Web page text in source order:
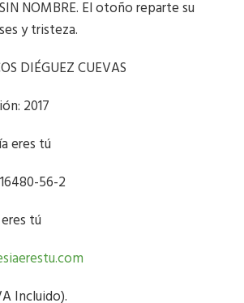
NOMBRE. El otoño reparte su
y tristeza.
DIÉGUEZ CUEVAS
2017
eres tú
56-2
tú
Incluido).